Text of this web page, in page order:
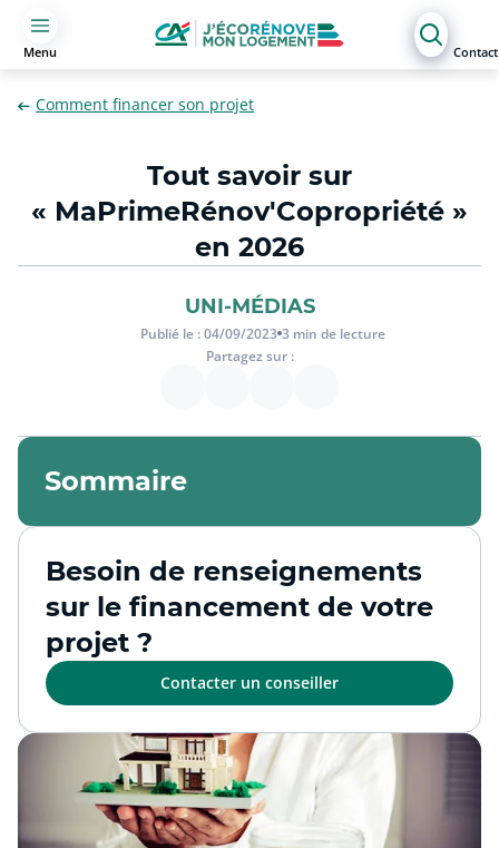
Menu Contact
Comment financer son projet
Tout savoir sur
« MaPrimeRénov'Copropriété »
en 2026
UNI-MÉDIAS
Publié le :04/09/2023 3 min de lecture
Partagez sur :
Sommaire
Besoin de renseignements
sur le financement de votre
projet ?
Contacter un conseiller